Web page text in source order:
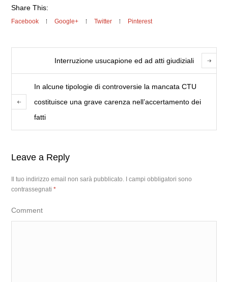
Share This:
Facebook Google+ Twitter Pinterest
Interruzione usucapione ed ad atti giudiziali
In alcune tipologie di controversie la mancata CTU
costituisce una grave carenza nell’accertamento dei
fatti
Leave a Reply
Il tuo indirizzo email non sarà pubblicato.
I campi obbligatori sono
contrassegnati*
Comment